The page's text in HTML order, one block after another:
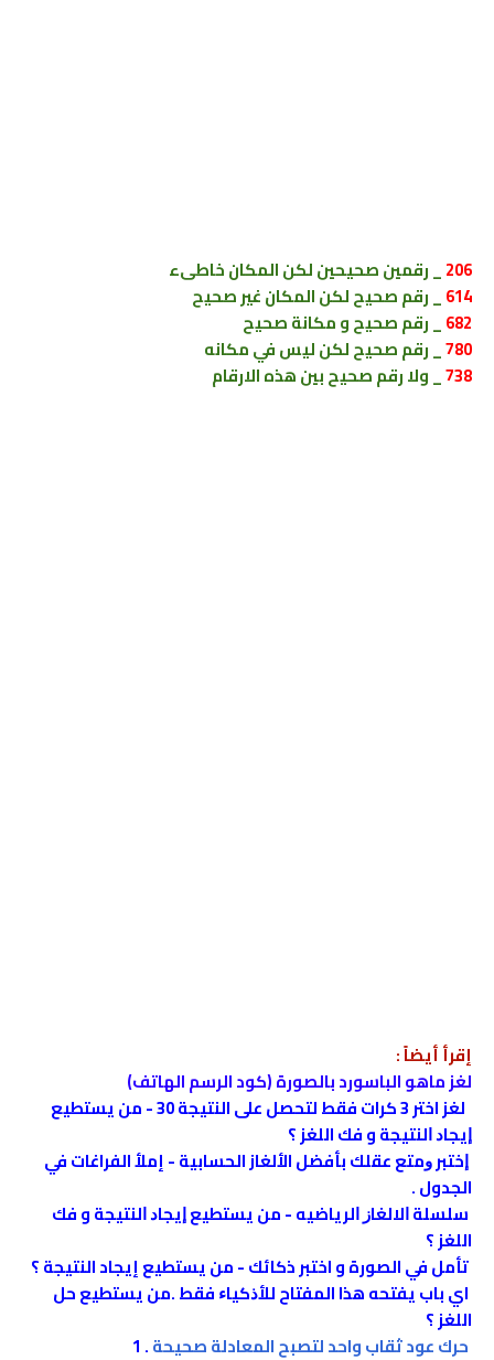
206_ رقمين صحيحين لكن المكان خاطىء
614_ رقم صحيح لكن المكان غير صحيح
682_ رقم صحيح و مكانة صحيح
780_ رقم صحيح لكن ليس في مكانه
738_ ولا رقم صحيح بين هذه الارقام
إقرأ أيضاً :
لغز ماهو الباسورد بالصورة (كود الرسم الهاتف)
لغز اختر 3 كرات فقط لتحصل على النتيجة 30 - ﻣﻦ ﻳﺴﺘﻄﻴﻊ
ﺇﻳﺠﺎﺩ ﺍﻟﻨﺘﻴﺠﺔ و فك اللغز ؟
ﺇﺧﺘﺒﺮ ﻭﻣﺘﻊ ﻋﻘﻠﻚ بأفضل الألغاز الحسابية - إملأ الفراغات في
الجدول .
ﺳﻠﺴﻠﺔ ﺍﻻﻟﻐﺎﺯ ﺍﻟﺮﻳﺎﺿﻴﻪ - ﻣﻦ ﻳﺴﺘﻄﻴﻊ ﺇﻳﺠﺎﺩ ﺍﻟﻨﺘﻴﺠﺔ و فك
اللغز ؟
تأمل في الصورة و اختبر ذكائك - ﻣﻦ ﻳﺴﺘﻄﻴﻊ إيجاد النتيجة ؟
اي باب يفتحه هذا المفتاح ﻟﻸﺫﻛﻴﺎﺀ ﻓﻘﻂ .من يستطيع حل
اللغز ؟
حرك عود ثقاب واحد لتصبح المعادلة صحيحة.
1